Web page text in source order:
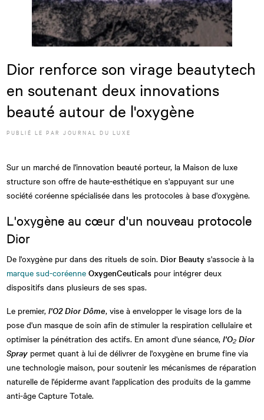
Dior renforce son virage beautytech
en soutenant deux innovations
beauté autour de l'oxygène
PUBLIÉ LEPAR JOURNAL DU LUXE
Sur un marché de l'innovation beauté porteur, la Maison de luxe
structure son offre de haute-esthétique en s'appuyant sur une
société coréenne spécialisée dans les protocoles à base d'oxygène.
L'oxygène au cœur d'un nouveau protocole
Dior
De l'oxygène pur dans des rituels de soin. Dior Beauty s'associe à la
marque sud-coréenne OxygenCeuticals pour intégrer deux
dispositifs dans plusieurs de ses spas.
Le premier,l'O2 Dior Dôme, vise à envelopper le visage lors de la
pose d'un masque de soin afin de stimuler la respiration cellulaire et
optimiser la pénétration des actifs. En amont d'une séance,l'O₂ Dior
Spray permet quant à lui de délivrer de l'oxygène en brume fine via
une technologie maison, pour soutenir les mécanismes de réparation
naturelle de l'épiderme avant l'application des produits de la gamme
anti-âge Capture Totale.